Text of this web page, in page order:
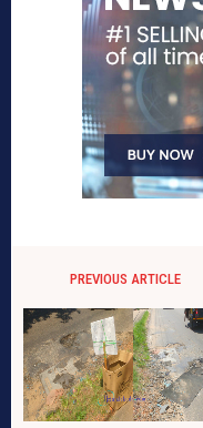
PREVIOUS ARTICLE